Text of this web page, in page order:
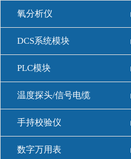
氧分析仪
DCS系统模块
PLC模块
温度探头/信号电缆
手持校验仪
数字万用表